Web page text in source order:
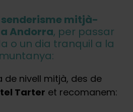
senderisme mitjà-
Andorra, per passar
o un dia tranquil a la
muntanya:
de nivell mitjà, des de
Tarter et recomanem: